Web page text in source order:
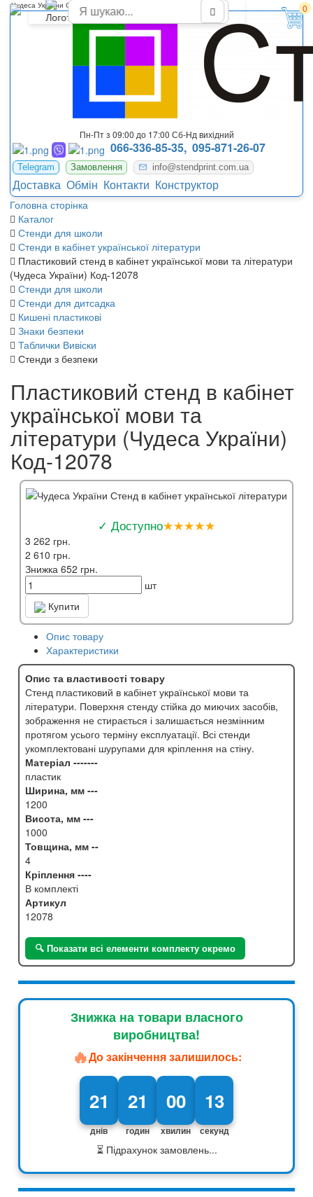
0
Пн-Пт з 09:00 до 17:00 Сб-Нд вихідний
066-336-85-35, 095-871-26-07
Telegram Замовлення info@stendprint.com.ua
Доставка Обмін Контакти Конструктор
Головна сторінка
Каталог
Стенди для школи
Стенди в кабінет української літератури
Пластиковий стенд в кабінет української мови та літератури
(Чудеса України) Код-12078
Стенди для школи
Стенди для дитсадка
Кишені пластикові
Знаки безпеки
Таблички Вивіски
Стенди з безпеки
Чудеса України Стенд в кабінет української літератури
Пластиковий стенд в кабінет
української мови та
літератури (Чудеса України)
Код-12078
✓ Доступно★★★★★
3 262 грн.
2 610 грн.
Знижка 652 грн.
шт
Купити
Опис товару
Характеристики
Опис та властивості товару
Стенд пластиковий в кабінет української мови та
літератури. Поверхня стенду стійка до миючих засобів,
зображення не стирається і залишається незмінним
протягом усього терміну експлуатації. Всі стенди
укомплектовані шурупами для кріплення на стіну.
Матеріал -------
пластик
Ширина, мм ---
1200
Висота, мм ---
1000
Товщина, мм --
4
Кріплення ----
В комплекті
Артикул
12078
🔍 Показати всі елементи комплекту окремо
Знижка на товари власного
виробництва!
🔥До закінчення залишилось:
21
днів
21
годин
00
хвилин
12
секунд
⏳ Підрахунок замовлень...